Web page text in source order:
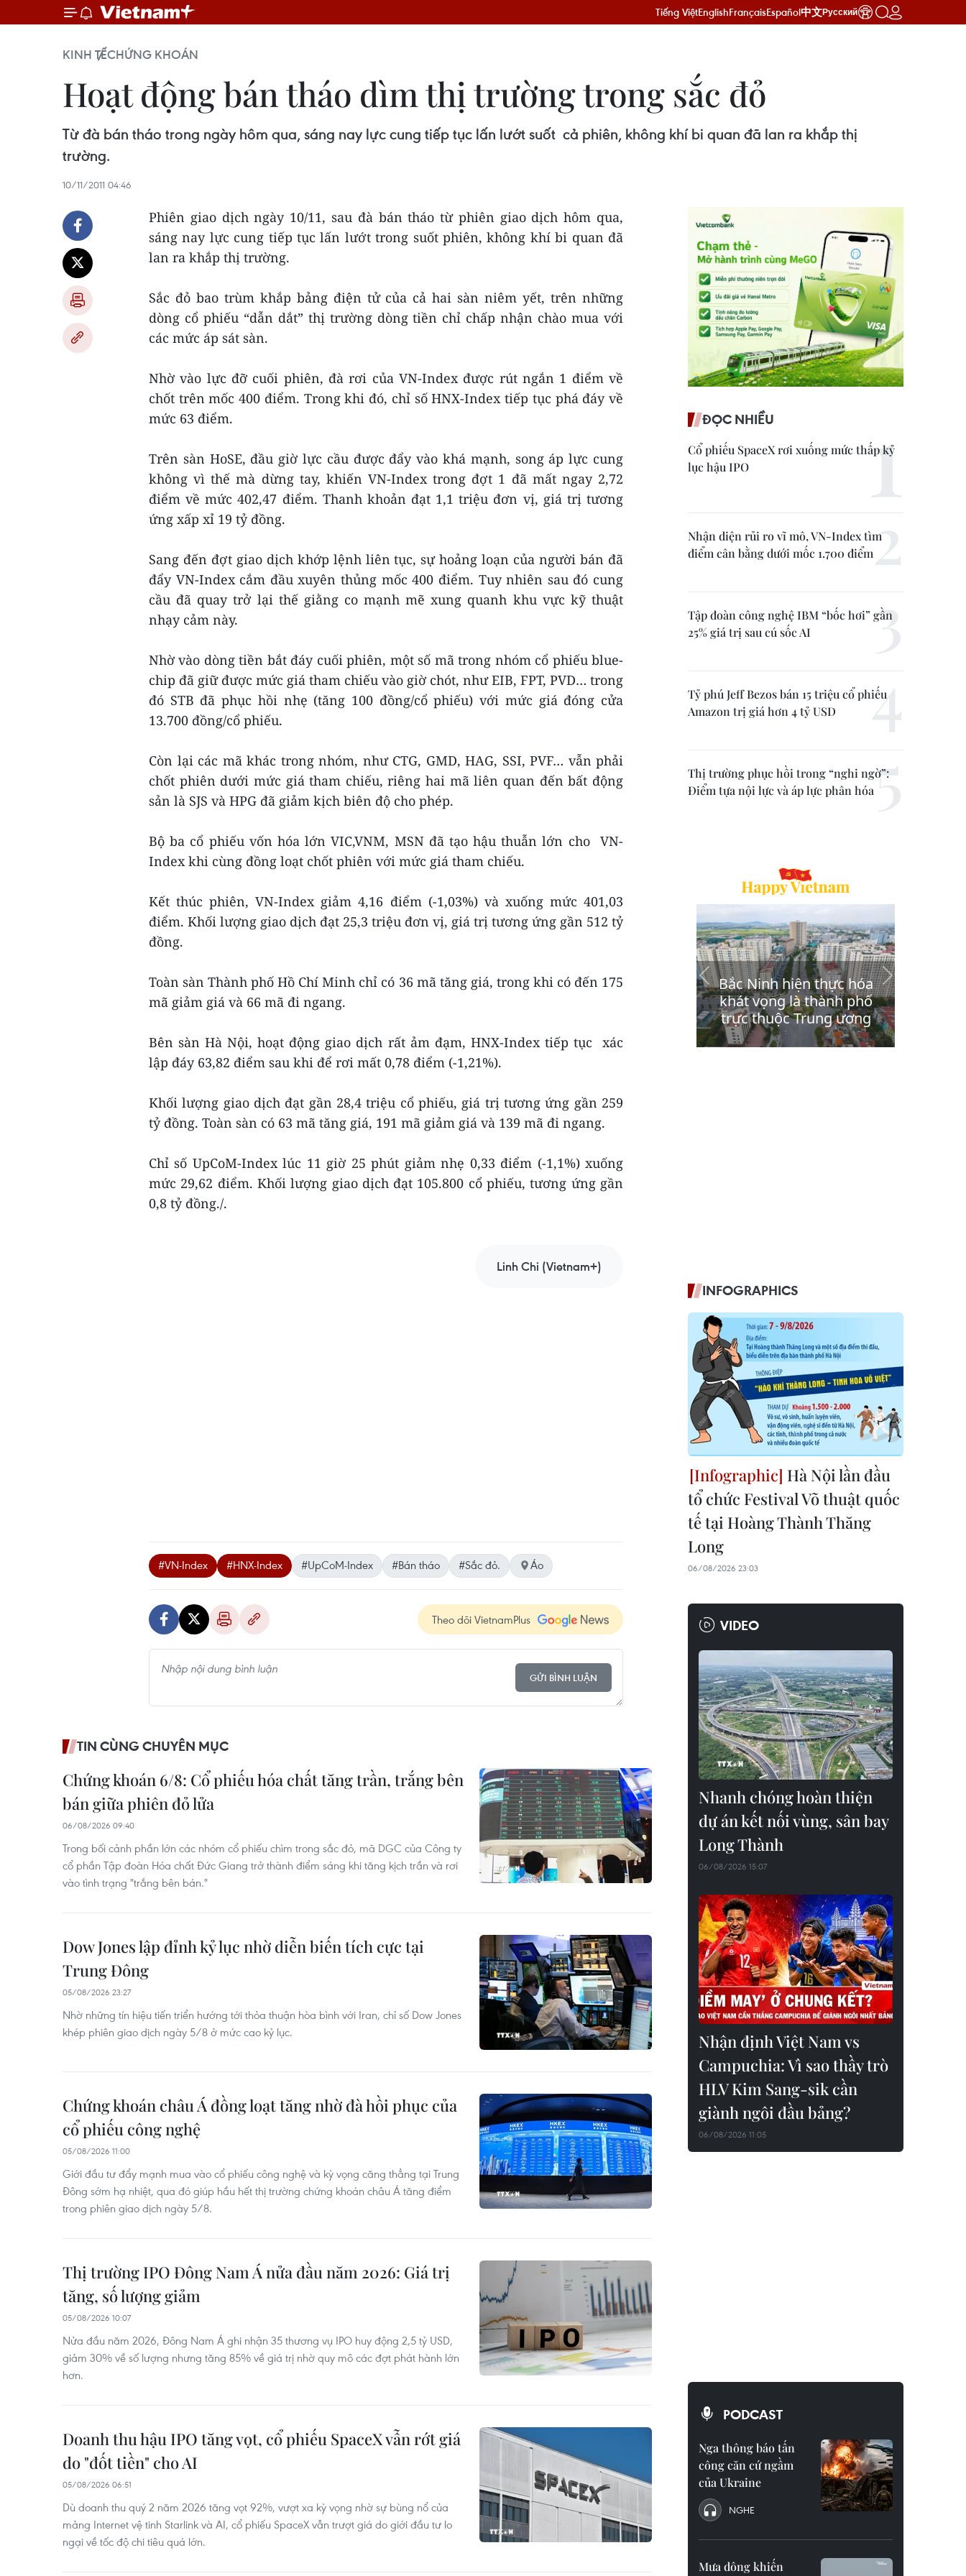
Tiếng ViệtEnglishFrançaisEspañol中文Русский
KINH TẾCHỨNG KHOÁN
Hoạt động bán tháo dìm thị trường trong sắc đỏ
Từ đà bán tháo trong ngày hôm qua, sáng nay lực cung tiếp tục lấn lướt suốt cả phiên, không khí bi quan đã lan ra khắp thị
trường.
10/11/2011 04:46
Phiên giao dịch ngày 10/11, sau đà bán tháo từ phiên giao dịch hôm qua,
sáng nay lực cung tiếp tục lấn lướt trong suốt phiên, không khí bi quan đã
lan ra khắp thị trường.
Sắc đỏ bao trùm khắp bảng điện tử của cả hai sàn niêm yết, trên những
dòng cổ phiếu “dẫn dắt” thị trường dòng tiền chỉ chấp nhận chào mua với
các mức áp sát sàn.
Nhờ vào lực đỡ cuối phiên, đà rơi của VN-Index được rút ngắn 1 điểm về
chốt trên mốc 400 điểm. Trong khi đó, chỉ số HNX-Index tiếp tục phá đáy về
mức 63 điểm.
Trên sàn HoSE, đầu giờ lực cầu được đẩy vào khá mạnh, song áp lực cung
không vì thế mà dừng tay, khiến VN-Index trong đợt 1 đã mất ngay 2,72
điểm về mức 402,47 điểm. Thanh khoản đạt 1,1 triệu đơn vị, giá trị tương
ứng xấp xỉ 19 tỷ đồng.
Sang đến đợt giao dịch khớp lệnh liên tục, sự hoảng loạn của người bán đã
đẩy VN-Index cắm đầu xuyên thủng mốc 400 điểm. Tuy nhiên sau đó cung
cầu đã quay trở lại thế giằng co mạnh mẽ xung quanh khu vực kỹ thuật
nhạy cảm này.
Nhờ vào dòng tiền bắt đáy cuối phiên, một số mã trong nhóm cổ phiếu blue-
chip đã giữ được mức giá tham chiếu vào giờ chót, như EIB, FPT, PVD… trong
đó STB đã phục hồi nhẹ (tăng 100 đồng/cổ phiếu) với mức giá đóng cửa
13.700 đồng/cổ phiếu.
Còn lại các mã khác trong nhóm, như CTG, GMD, HAG, SSI, PVF… vẫn phải
chốt phiên dưới mức giá tham chiếu, riêng hai mã liên quan đến bất động
sản là SJS và HPG đã giảm kịch biên độ cho phép.
Bộ ba cổ phiếu vốn hóa lớn VIC,VNM, MSN đã tạo hậu thuẫn lớn cho VN-
Index khi cùng đồng loạt chốt phiên với mức giá tham chiếu.
Kết thúc phiên, VN-Index giảm 4,16 điểm (-1,03%) và xuống mức 401,03
điểm. Khối lượng giao dịch đạt 25,3 triệu đơn vị, giá trị tương ứng gần 512 tỷ
đồng.
Toàn sàn Thành phố Hồ Chí Minh chỉ có 36 mã tăng giá, trong khi có đến 175
mã giảm giá và 66 mã đi ngang.
Bên sàn Hà Nội, hoạt động giao dịch rất ảm đạm, HNX-Index tiếp tục xác
lập đáy 63,82 điểm sau khi để rơi mất 0,78 điểm (-1,21%).
Khối lượng giao dịch đạt gần 28,4 triệu cổ phiếu, giá trị tương ứng gần 259
tỷ đồng. Toàn sàn có 63 mã tăng giá, 191 mã giảm giá và 139 mã đi ngang.
Chỉ số UpCoM-Index lúc 11 giờ 25 phút giảm nhẹ 0,33 điểm (-1,1%) xuống
mức 29,62 điểm. Khối lượng giao dịch đạt 105.800 cổ phiếu, tương ứng gần
0,8 tỷ đồng./.
Linh Chi (Vietnam+)
#VN-Index #HNX-Index #UpCoM-Index #Bán tháo #Sắc đỏ. Áo
Theo dõi VietnamPlus
GỬI BÌNH LUẬN
TIN CÙNG CHUYÊN MỤC
Chứng khoán 6/8: Cổ phiếu hóa chất tăng trần, trắng bên
bán giữa phiên đỏ lửa
06/08/2026 09:40
Trong bối cảnh phần lớn các nhóm cổ phiếu chìm trong sắc đỏ, mã DGC của Công ty
cổ phần Tập đoàn Hóa chất Đức Giang trở thành điểm sáng khi tăng kịch trần và rơi
vào tình trạng "trắng bên bán."
Dow Jones lập đỉnh kỷ lục nhờ diễn biến tích cực tại
Trung Đông
05/08/2026 23:27
Nhờ những tín hiệu tiến triển hướng tới thỏa thuận hòa bình với Iran, chỉ số Dow Jones
khép phiên giao dịch ngày 5/8 ở mức cao kỷ lục.
Chứng khoán châu Á đồng loạt tăng nhờ đà hồi phục của
cổ phiếu công nghệ
05/08/2026 11:00
Giới đầu tư đẩy mạnh mua vào cổ phiếu công nghệ và kỳ vọng căng thẳng tại Trung
Đông sớm hạ nhiệt, qua đó giúp hầu hết thị trường chứng khoán châu Á tăng điểm
trong phiên giao dịch ngày 5/8.
Thị trường IPO Đông Nam Á nửa đầu năm 2026: Giá trị
tăng, số lượng giảm
05/08/2026 10:07
Nửa đầu năm 2026, Đông Nam Á ghi nhận 35 thương vụ IPO huy động 2,5 tỷ USD,
giảm 30% về số lượng nhưng tăng 85% về giá trị nhờ quy mô các đợt phát hành lớn
hơn.
Doanh thu hậu IPO tăng vọt, cổ phiếu SpaceX vẫn rớt giá
do "đốt tiền" cho AI
05/08/2026 06:51
Dù doanh thu quý 2 năm 2026 tăng vọt 92%, vượt xa kỳ vọng nhờ sự bùng nổ của
mảng Internet vệ tinh Starlink và AI, cổ phiếu SpaceX vẫn trượt giá do giới đầu tư lo
ngại về tốc độ chi tiêu quá lớn.
ĐỌC NHIỀU
Cổ phiếu SpaceX rơi xuống mức thấp kỷ
lục hậu IPO
Nhận diện rủi ro vĩ mô, VN-Index tìm
điểm cân bằng dưới mốc 1.700 điểm
Tập đoàn công nghệ IBM “bốc hơi” gần
25% giá trị sau cú sốc AI
Tỷ phú Jeff Bezos bán 15 triệu cổ phiếu
Amazon trị giá hơn 4 tỷ USD
Thị trường phục hồi trong “nghi ngờ”:
Điểm tựa nội lực và áp lực phân hóa
INFOGRAPHICS
Hà Nội lần đầu
tổ chức Festival Võ thuật quốc
tế tại Hoàng Thành Thăng
Long
06/08/2026 23:03
VIDEO
Nhanh chóng hoàn thiện
dự án kết nối vùng, sân bay
Long Thành
06/08/2026 15:07
Nhận định Việt Nam vs
Campuchia: Vì sao thầy trò
HLV Kim Sang-sik cần
giành ngôi đầu bảng?
06/08/2026 11:05
PODCAST
Nga thông báo tấn
công căn cứ ngầm
của Ukraine
NGHE
Mưa dông khiến